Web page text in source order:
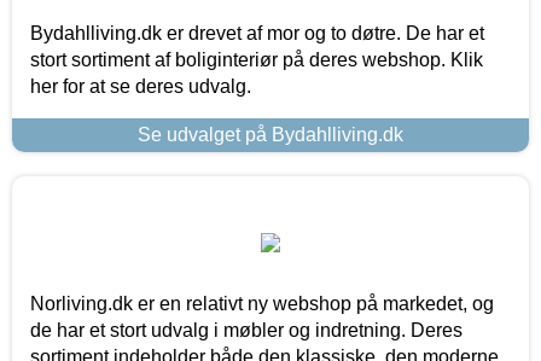
Bydahlliving.dk er drevet af mor og to døtre. De har et
stort sortiment af boliginteriør på deres webshop. Klik
her for at se deres udvalg.
Se udvalget på Bydahlliving.dk
Norliving.dk er en relativt ny webshop på markedet, og
de har et stort udvalg i møbler og indretning. Deres
sortiment indeholder både den klassiske, den moderne